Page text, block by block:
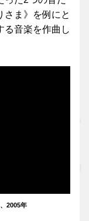
さま》を例にと
る音楽を作曲し
2005年